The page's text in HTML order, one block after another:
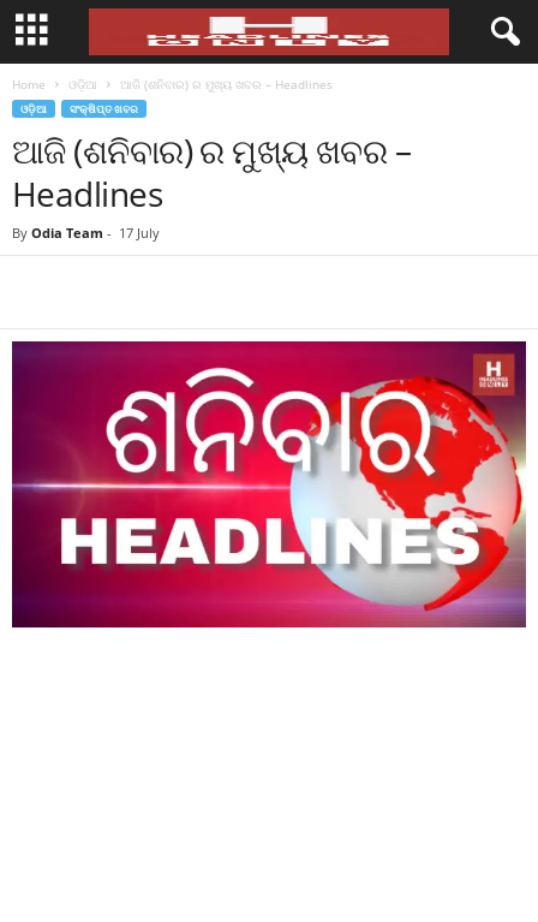
Home ଓଡ଼ିଆ ଆଜି (ଶନିବାର) ର ମୁଖ୍ୟ ଖବର – Headlines
ଓଡ଼ିଆ ସଂକ୍ଷିପ୍ତ ଖବର
ଆଜି (ଶନିବାର) ର ମୁଖ୍ୟ ଖବର –
Headlines
By Odia Team - 17 July